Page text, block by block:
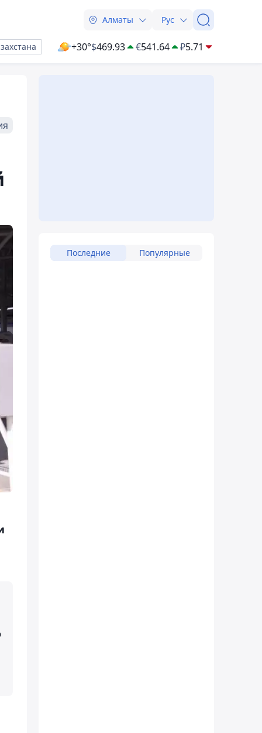
Алматы Рус
+30°$469.93 €541.64 ₽5.71
Последние Популярные